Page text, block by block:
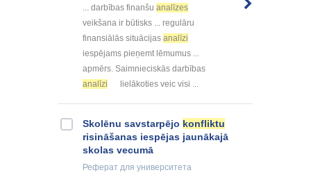
... darbības finanšu analīzes
veikšana ir būtisks ... regulāru
finansiālās situācijas analīzi
iespējams pieņemt lēmumus ...
apmērs. Saimnieciskās darbības
analīzi
lielākoties veic visi ...
Skolēnu savstarpējo konfliktu
risināšanas iespējas jaunākajā
skolas vecumā
Реферат для университета